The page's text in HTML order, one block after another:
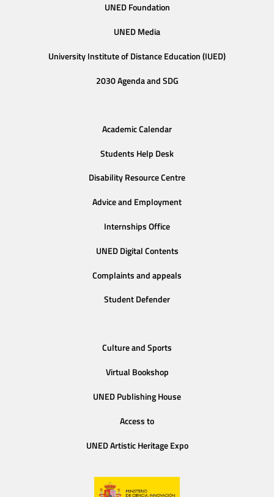
UNED Foundation
UNED Media
University Institute of Distance Education (IUED)
2030 Agenda and SDG
Academic Calendar
Students Help Desk
Disability Resource Centre
Advice and Employment
Internships Office
UNED Digital Contents
Complaints and appeals
Student Defender
Culture and Sports
Virtual Bookshop
UNED Publishing House
Access to
UNED Artistic Heritage Expo